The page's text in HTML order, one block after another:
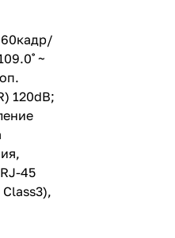
~
120dB;
45